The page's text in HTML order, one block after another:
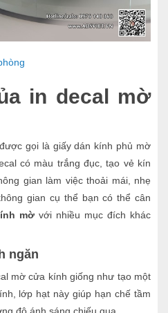
in decal mờ
gọi là giấy dán kính phủ mờ
có màu trắng đục, tạo vẻ kín
gian làm việc thoải mái, nhẹ
gian cụ thể bạn có thể cân
mờ với nhiều mục đích khác
ngăn
mờ cửa kính giống như tạo một
lớp hạt này giúp hạn chế tầm
độ ánh sáng chiếu qua